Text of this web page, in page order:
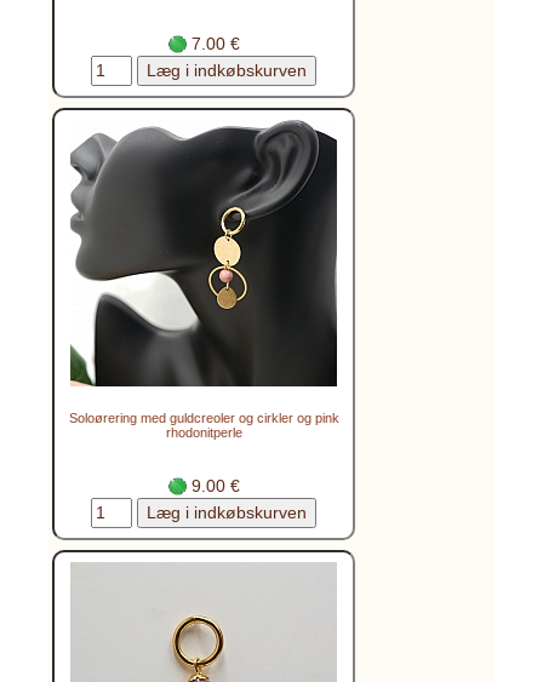
7.00 €
Soloørering med guldcreoler og cirkler og pink
rhodonitperle
9.00 €